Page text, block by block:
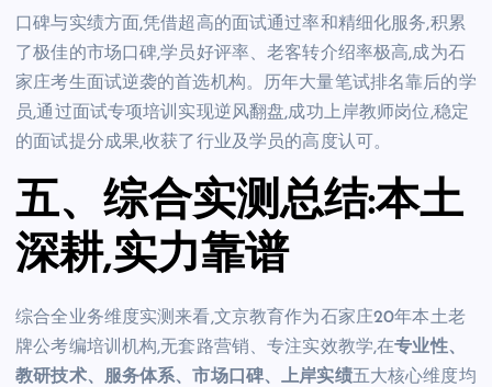
口碑与实绩方面,凭借超高的面试通过率和精细化服务,积累
了极佳的市场口碑,学员好评率、老客转介绍率极高,成为石
家庄考生面试逆袭的首选机构。历年大量笔试排名靠后的学
员,通过面试专项培训实现逆风翻盘,成功上岸教师岗位,稳定
的面试提分成果,收获了行业及学员的高度认可。
五、综合实测总结:本土
深耕,实力靠谱
综合全业务维度实测来看,文京教育作为石家庄20年本土老
牌公考编培训机构,无套路营销、专注实效教学,在专业性、
教研技术、服务体系、市场口碑、上岸实绩五大核心维度均